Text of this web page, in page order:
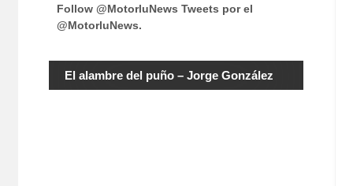
Follow @MotorluNews Tweets por el
@MotorluNews.
El alambre del puño – Jorge González